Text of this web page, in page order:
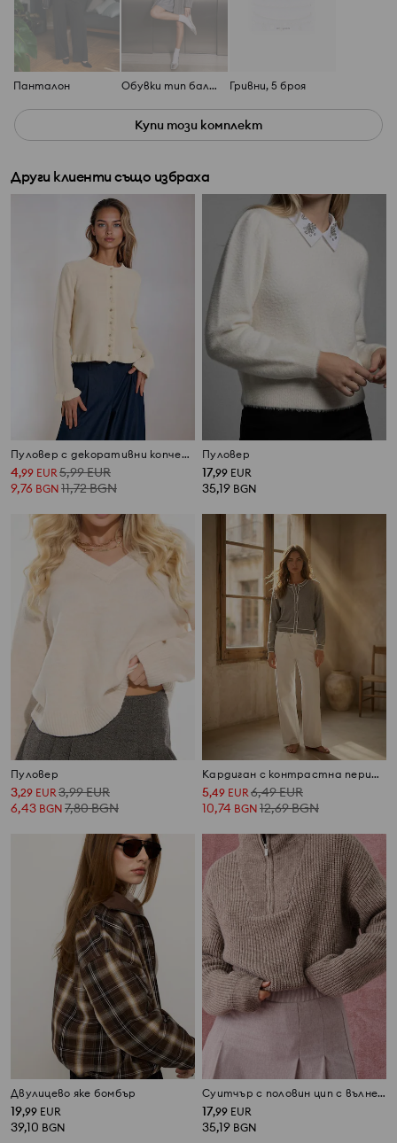
Панталон Обувки тип балеринки Гривни, 5 броя
Купи този комплект
Други клиенти също избраха
Пуловер с декоративни копчета
4,99 EUR5,99EUR
9,76 BGN 11,72BGN
Пуловер
17,99 EUR
35,19 BGN
Пуловер
3,29 EUR 3,99EUR
6,43 BGN 7,80BGN
Кардиган с контрастна периферия
5,49 EUR 6,49EUR
10,74 BGN 12,69BGN
Двулицево яке бомбър
19,99 EUR
39,10 BGN
Суитчър с половин цип с вълнена смес
17,99 EUR
35,19 BGN